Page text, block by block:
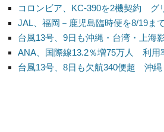
コロンビア、KC-390を2機契約 グ
JAL、福岡－鹿児島臨時便を8/19ま
台風13号、9日も沖縄・台湾・上海
ANA、国際線13.2％増75万人 利用
台風13号、8日も欠航340便超 沖縄